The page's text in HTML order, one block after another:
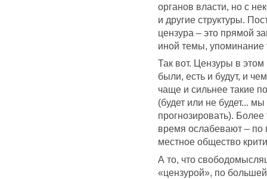
органов власти, но с
и другие структуры.
цензура – это прямой
иной темы, упоминание
Так вот. Цензуры в
были, есть и будут, и
чаще и сильнее такие
(будет или не будет...
прогнозировать).
время ослабевают – по
местное общество
А то, что
«цензурой», по